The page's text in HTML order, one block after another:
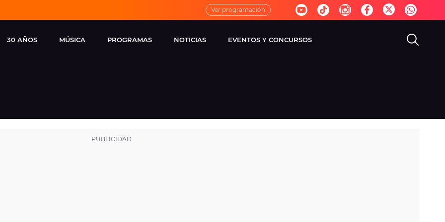
Ver programación
30 AÑOS MÚSICA
FM
PROGRAMAS
VIRALES
NOTICIAS EVENTOS Y CONCURSOS